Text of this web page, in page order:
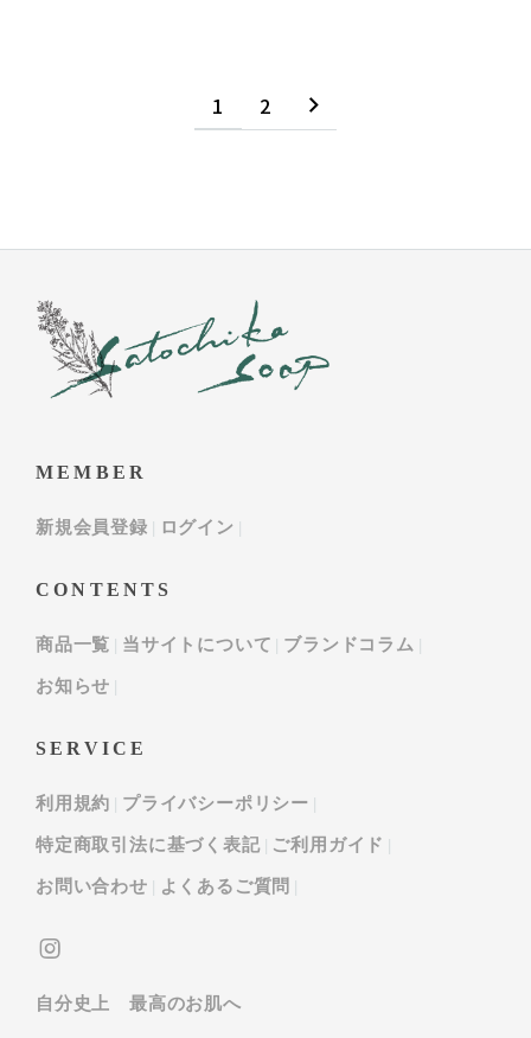
1 2
MEMBER
新規会員登録 ログイン
CONTENTS
商品一覧 当サイトについて ブランドコラム
お知らせ
SERVICE
利用規約 プライバシーポリシー
特定商取引法に基づく表記 ご利用ガイド
お問い合わせ よくあるご質問
自分史上 最高のお肌へ